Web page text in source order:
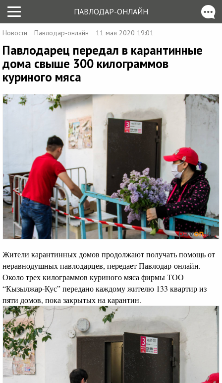
ПАВЛОДАР-ОНЛАЙН
Новости Павлодар-онлайн 11 мая 2020 19:01
Павлодарец передал в карантинные
дома свыше 300 килограммов
куриного мяса
Жители карантинных домов продолжают получать помощь от
неравнодушных павлодарцев, передает Павлодар-онлайн.
Около трех килограммов куриного мяса фирмы ТОО
“Кызылжар-Кус” передано каждому жителю 133 квартир из
пяти домов, пока закрытых на карантин.